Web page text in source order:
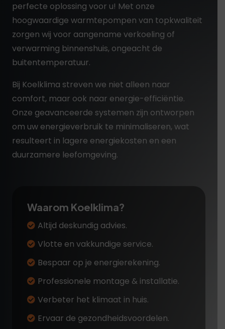
perfecte oplossing voor u! Met onze
hoogwaardige warmtepompen van topkwaliteit
zorgen wij voor aangename verkoeling of
verwarming binnenshuis, ongeacht de
buitentemperatuur.
Bij Koelklima streven we niet alleen naar
comfort, maar ook naar energie-efficiëntie.
Onze geavanceerde systemen zijn ontworpen
om uw energieverbruik te minimaliseren, wat
resulteert in lagere energiekosten en een
duurzamere leefomgeving.
Waarom Koelklima?
Altijd deskundig advies.
Vlotte en vakkundige service.
Bespaar op je energierekening.
Professionele montage & installatie.
Verbeter het klimaat in huis.
Ervaar de gezondheidsvoordelen.